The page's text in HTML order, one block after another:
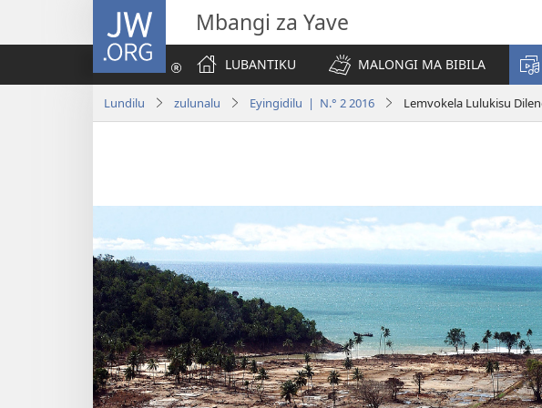
JW.ORG Mbangi za Yave
LUBANTIKU
MALONGI MA BIBILA
Lundilu zulunalu Eyingidilu | N.° 2 2016 Lemvokela Lulukisu